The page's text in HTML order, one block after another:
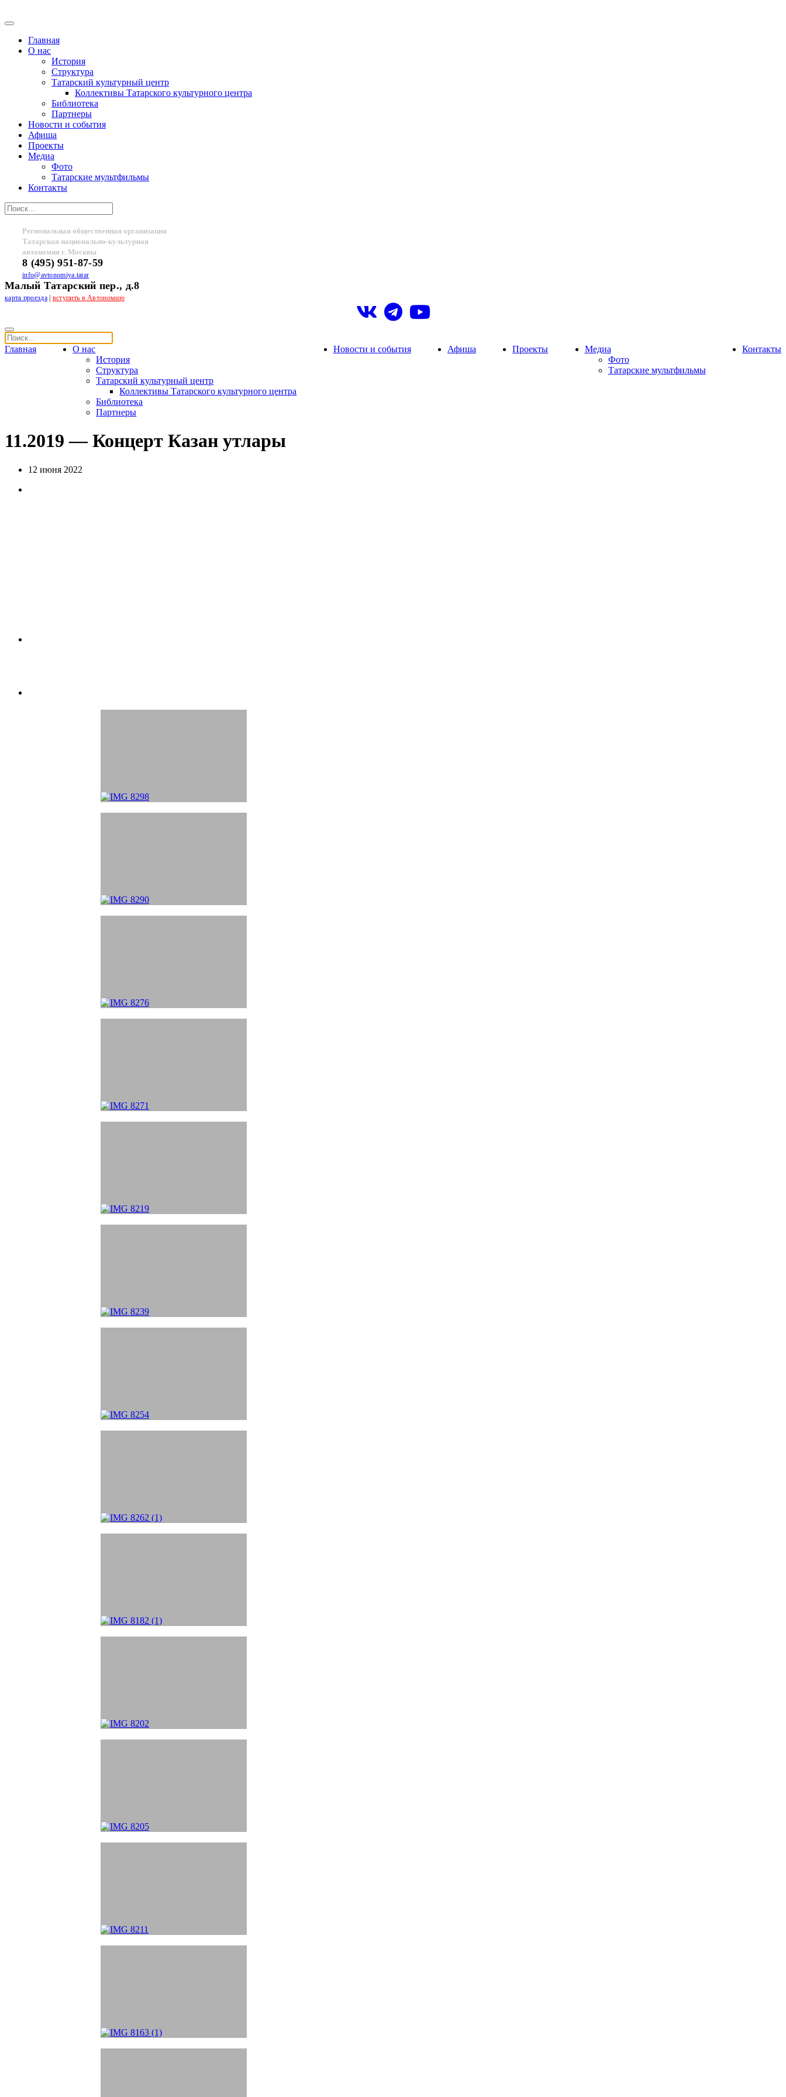
Главная
О нас
История
Структура
Татарский культурный центр
Коллективы Татарского культурного центра
Библиотека
Партнеры
Новости и события
Афиша
Проекты
Медиа
Фото
Татарские мультфильмы
Контакты
Региональная общественная организация
Татарская национально-культурная
автономия г. Москвы
8 (495) 951-87-59
info@avtonomiya.tatar
Малый Татарский пер., д.8
карта проезда| вступить в Автономию
Главная
О нас
История
Структура
Татарский культурный центр
Коллективы Татарского культурного центра
Библиотека
Партнеры
Новости и события Афиша Проекты
Медиа
Фото
Татарские мультфильмы
Контакты
11.2019 — Концерт Казан утлары
12 июня 2022